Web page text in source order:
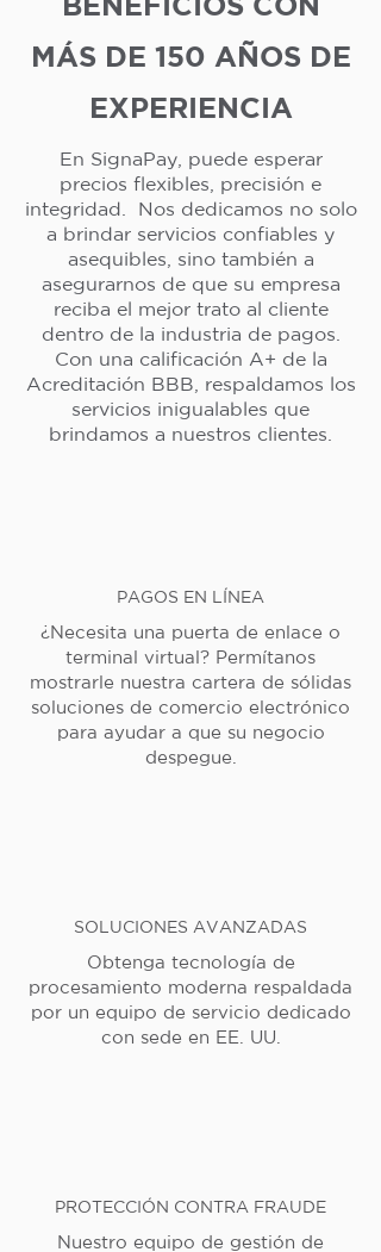
BENEFICIOS CON
MÁS DE 150 AÑOS DE
EXPERIENCIA
En SignaPay, puede esperar
precios flexibles, precisión e
integridad. Nos dedicamos no solo
a brindar servicios confiables y
asequibles, sino también a
asegurarnos de que su empresa
reciba el mejor trato al cliente
dentro de la industria de pagos.
Con una calificación A+ de la
Acreditación BBB, respaldamos los
servicios inigualables que
brindamos a nuestros clientes.
PAGOS EN LÍNEA
¿Necesita una puerta de enlace o
terminal virtual? Permítanos
mostrarle nuestra cartera de sólidas
soluciones de comercio electrónico
para ayudar a que su negocio
despegue.
SOLUCIONES AVANZADAS
Obtenga tecnología de
procesamiento moderna respaldada
por un equipo de servicio dedicado
con sede en EE. UU.
PROTECCIÓN CONTRA FRAUDE
Nuestro equipo de gestión de